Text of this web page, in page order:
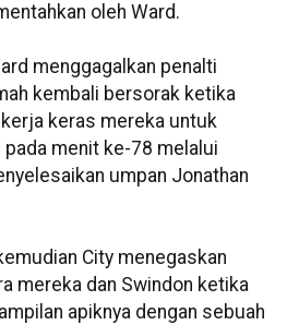
oleh Ward.
menggagalkan penalti
kembali bersorak ketika
keras mereka untuk
menit ke-78 melalui
umpan Jonathan
City menegaskan
mereka dan Swindon ketika
apiknya dengan sebuah